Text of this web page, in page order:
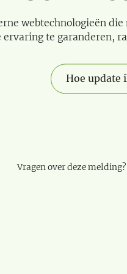
webtechnologieën
ervaring te garanderen,
Hoe update
Vragen over deze